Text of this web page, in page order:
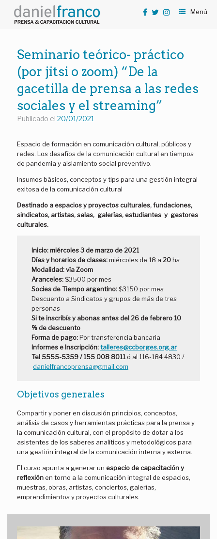
contenido
Menú
Seminario teórico- práctico
(por jitsi o zoom) “De la
gacetilla de prensa a las redes
sociales y el streaming”
Publicado el 20/01/2021
Espacio de formación en comunicación cultural, públicos y
redes. Los desafíos de la comunicación cultural en tiempos
de pandemia y aislamiento social preventivo.
Insumos básicos, conceptos y tips para una gestión integral
exitosa de la comunicación cultural
Destinado a espacios y proyectos culturales, fundaciones,
sindicatos, artistas, salas, galerías, estudiantes y gestores
culturales.
Inicio: miércoles 3 de marzo de 2021
Días y horarios de clases:miércoles de 18 a 20hs
Modalidad: vía Zoom
Aranceles:$3500 por mes
Socies de Tiempo argentino:$3150 por mes
Descuento a Sindicatos y grupos de más de tres
personas
Si te inscribís y abonas antes del 26 de febrero 10
% de descuento
Forma de pago:Por transferencia bancaria
Informes e Inscripción:talleres@ccborges.org.ar
Tel 5555-5359 / 155 008 8011ó al 116-184 4830 /
danielfrancoprensa@gmail.com
Objetivos generales
Compartir y poner en discusión principios, conceptos,
análisis de casos y herramientas prácticas para la prensa y
la comunicación cultural, con el propósito de dotar a los
asistentes de los saberes analíticos y metodológicos para
una gestión integral de la comunicación interna y externa.
El curso apunta a generar un espacio de capacitación y
reflexiónen torno a la comunicación integral de espacios,
muestras, obras, artistas, conciertos, galerías,
emprendimientos y proyectos culturales.